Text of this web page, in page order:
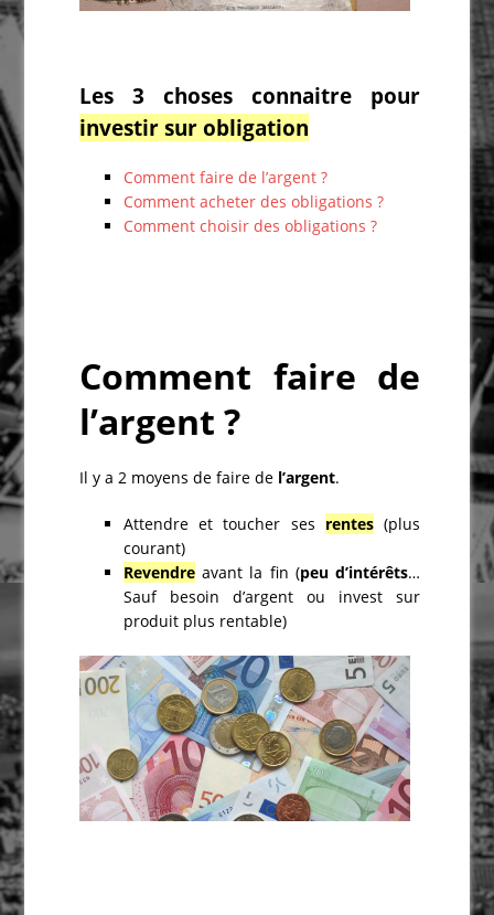
Les 3 choses connaitre pour
investir sur obligation
Comment faire de l’argent ?
Comment acheter des obligations ?
Comment choisir des obligations ?
Comment faire de
l’argent ?
Il y a 2 moyens de faire de l’argent.
Attendre et toucher ses rentes(plus
courant)
Revendre avant la fin (peu d’intérêts…
Sauf besoin d’argent ou invest sur
produit plus rentable)